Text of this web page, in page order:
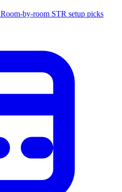
Room-by-room STR setup picks